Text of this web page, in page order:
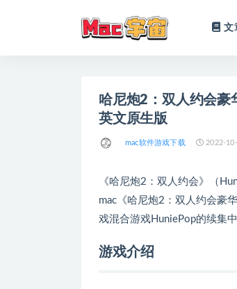
文
哈尼炮2：双人约会
英文原生版
mac软件游戏下载 2022-
《哈尼炮2：双人约会》（
mac《哈尼炮2：双人约会豪
戏混合游戏HuniePop的续集
游戏介绍